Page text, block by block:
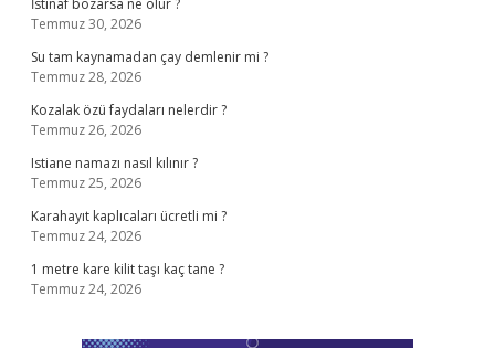
İstinaf bozarsa ne olur ?
Temmuz 30, 2026
Su tam kaynamadan çay demlenir mi ?
Temmuz 28, 2026
Kozalak özü faydaları nelerdir ?
Temmuz 26, 2026
Istiane namazı nasıl kılınır ?
Temmuz 25, 2026
Karahayıt kaplıcaları ücretli mi ?
Temmuz 24, 2026
1 metre kare kilit taşı kaç tane ?
Temmuz 24, 2026